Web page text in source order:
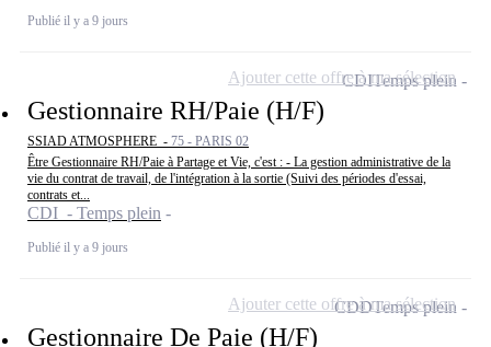
Publié il y a 9 jours
Gestionnaire RH/Paie (H/F)
SSIAD ATMOSPHERE - 75 - PARIS 02
Être Gestionnaire RH/Paie à Partage et Vie, c'est : - La gestion administrative de la
vie du contrat de travail, de l'intégration à la sortie (Suivi des périodes d'essai,
contrats et...
CDI - Temps plein
Publié il y a 9 jours
CDITemps plein
Ajouter cette offre à ma sélection
Gestionnaire De Paie (H/F)
CDDTemps plein
Ajouter cette offre à ma sélection